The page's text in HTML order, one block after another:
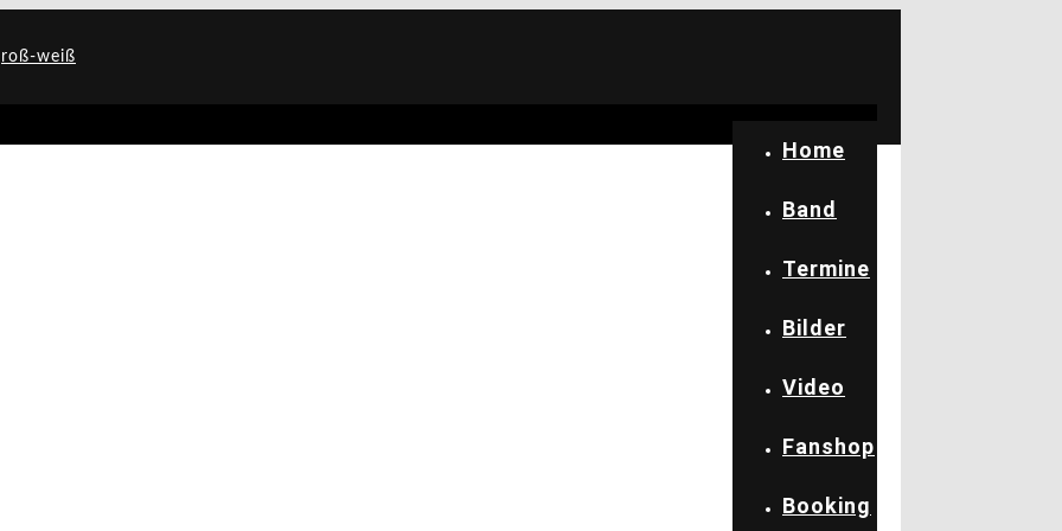
Home
Band
Termine
Bilder
Video
Fanshop
Booking